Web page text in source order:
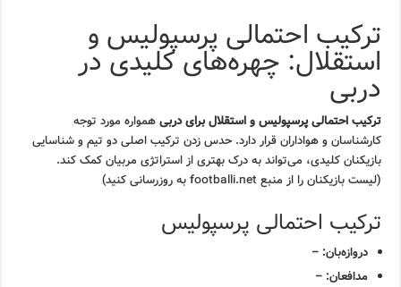
ترکیب احتمالی پرسپولیس و
استقلال: چهره‌های کلیدی در
دربی
ترکیب احتمالی پرسپولیس و استقلال برای دربیهمواره مورد توجه
کارشناسان و هواداران قرار دارد. حدس زدن ترکیب اصلی دو تیم و شناسایی
بازیکنان کلیدی، می‌تواند به درک بهتری از استراتژی مربیان کمک کند.
(لیست بازیکنان را از منبع footballi.net به روزرسانی کنید)
ترکیب احتمالی پرسپولیس
دروازه‌بان: –
مدافعان: –